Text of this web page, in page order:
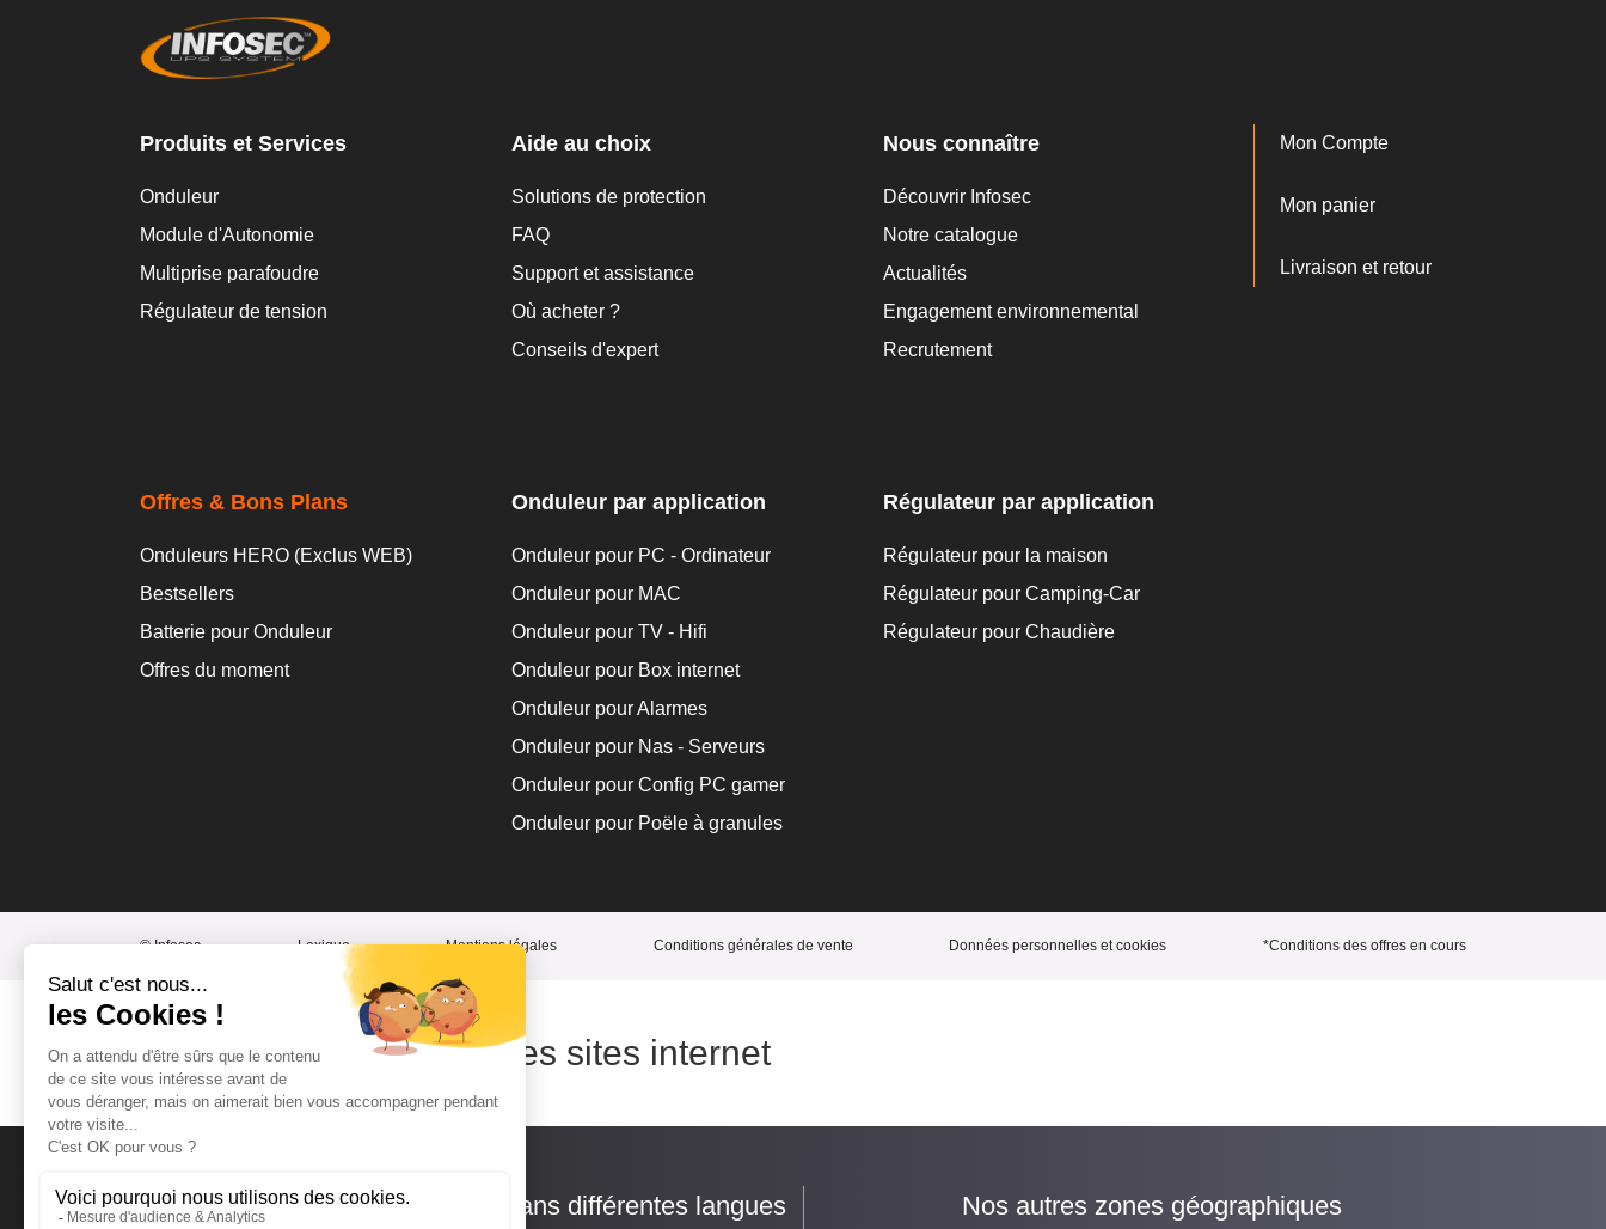
Produits et Services
Onduleur
Module d'Autonomie
Multiprise parafoudre
Régulateur de tension
Aide au choix
Solutions de protection
FAQ
Support et assistance
Où acheter ?
Conseils d'expert
Nous connaître
Découvrir Infosec
Notre catalogue
Actualités
Engagement environnemental
Recrutement
Mon Compte
Mon panier
Livraison et retour
Offres & Bons Plans
Onduleurs HERO (Exclus WEB)
Bestsellers
Batterie pour Onduleur
Offres du moment
Onduleur par application
Onduleur pour PC - Ordinateur
Onduleur pour MAC
Onduleur pour TV - Hifi
Onduleur pour Box internet
Onduleur pour Alarmes
Onduleur pour Nas - Serveurs
Onduleur pour Config PC gamer
Onduleur pour Poële à granules
Régulateur par application
Régulateur pour la maison
Régulateur pour Camping-Car
Régulateur pour Chaudière
© Infosec Lexique Mentions légales Conditions générales de vente Données personnelles et cookies *Conditions des offres en cours
Consulteznos autres sites internet
Visitez notre site français dans différentes langues
Nos autres zones géographiques